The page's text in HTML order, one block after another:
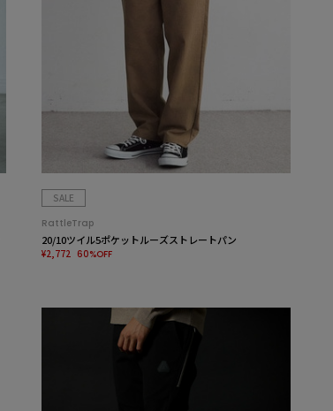
SALE
RattleTrap
20/10ツイル5ポケットルーズストレートパン
¥2,772 60%OFF